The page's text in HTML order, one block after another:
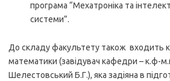
програма “Мехатроніка та
системи”.
До складу факультету також входить
математики (завідувач кафедри – к.ф-
Шелестовський Б.Г.), яка задіяна в